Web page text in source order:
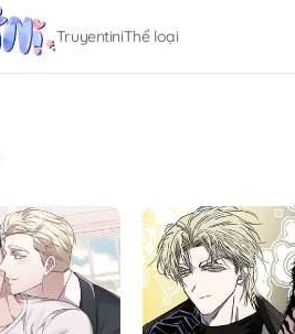
TruyentiniThể loại